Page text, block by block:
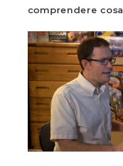
comprendere